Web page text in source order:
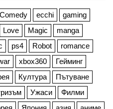
Comedy ecchi
gaming
Love Magic
manga
ps4 Robot
romance
xbox360
Гейминг
Култура
Пътуване
Ужаси
Филми